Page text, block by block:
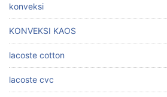
konveksi
KONVEKSI KAOS
lacoste cotton
lacoste cvc